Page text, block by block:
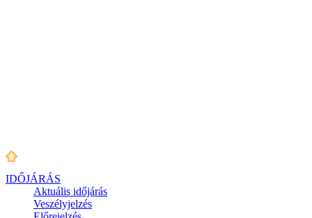
IDŐJÁRÁS
Aktuális időjárás
Veszélyjelzés